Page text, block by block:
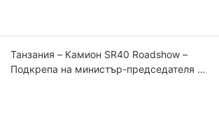
Танзания – Камион SR40 Roadshow –
Подкрепа на министър-председателя на